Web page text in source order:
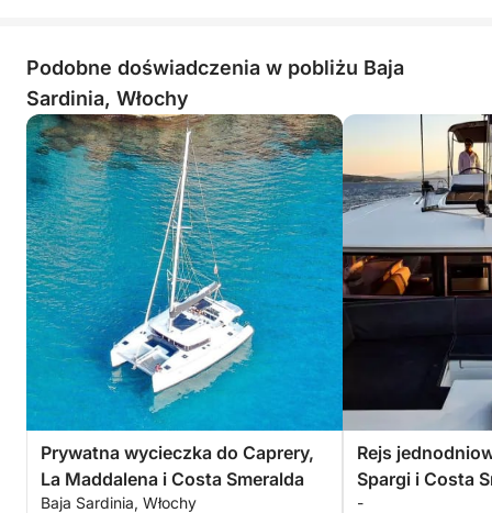
Podobne doświadczenia w pobliżu Baja
Sardinia, Włochy
Prywatna wycieczka do Caprery,
La Maddalena i Costa Smeralda
Baja Sardinia, Włochy
Rejs
Spargi i Costa
-